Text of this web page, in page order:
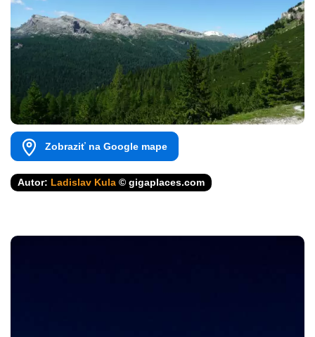
Zobraziť na Google mape
Autor: Ladislav Kula © gigaplaces.com